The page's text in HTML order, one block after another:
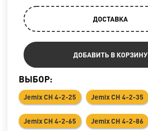
ДОСТАВКА
ДОБАВИТЬ В КОРЗИНУ
ВЫБОР:
Jemix СН 4-2-25 Jemix СН 4-2-35
Jemix СН 4-2-65 Jemix СН 4-2-86